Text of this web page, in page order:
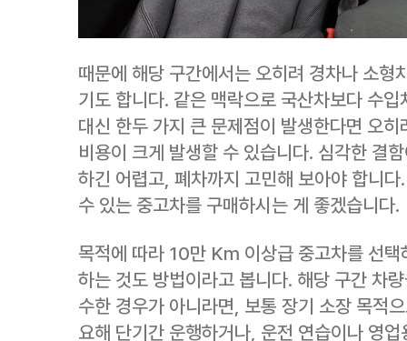
때문에 해당 구간에서는 오히려 경차나 소형
기도 합니다. 같은 맥락으로 국산차보다 수
대신 한두 가지 큰 문제점이 발생한다면 오
비용이 크게 발생할 수 있습니다. 심각한 결
하긴 어렵고, 폐차까지 고민해 보아야 합니
수 있는 중고차를 구매하시는 게 좋겠습니다.
목적에 따라 10만 Km 이상급 중고차를 선
하는 것도 방법이라고 봅니다. 해당 구간 차
수한 경우가 아니라면, 보통 장기 소장 목적
요해 단기간 운행하거나, 운전 연습이나 영